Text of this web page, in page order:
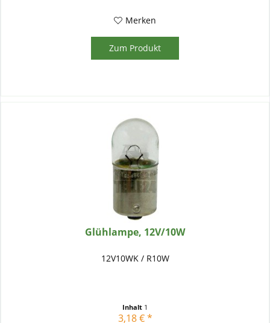
Merken
Zum Produkt
Glühlampe, 12V/10W
12V10WK / R10W
Inhalt 1
3,18 € *